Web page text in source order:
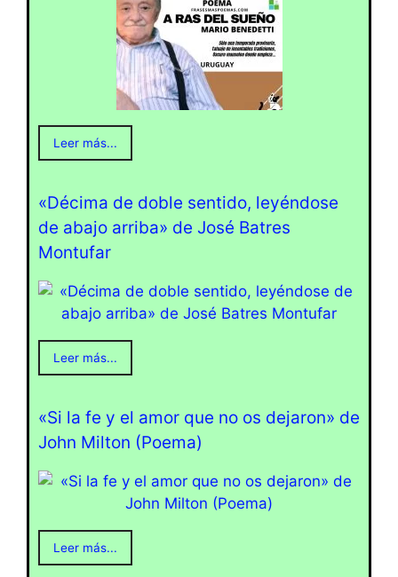
Leer más...
«Décima de doble sentido, leyéndose
de abajo arriba» de José Batres
Montufar
Leer más...
«Si la fe y el amor que no os dejaron» de
John Milton (Poema)
Leer más...